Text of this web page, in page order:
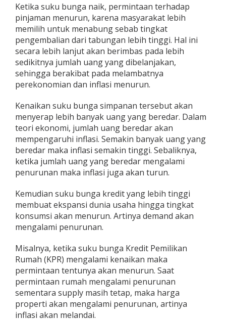
Ketika suku bunga naik, permintaan terhadap
pinjaman menurun, karena masyarakat lebih
memilih untuk menabung sebab tingkat
pengembalian dari tabungan lebih tinggi. Hal ini
secara lebih lanjut akan berimbas pada lebih
sedikitnya jumlah uang yang dibelanjakan,
sehingga berakibat pada melambatnya
perekonomian dan inflasi menurun.
Kenaikan suku bunga simpanan tersebut akan
menyerap lebih banyak uang yang beredar. Dalam
teori ekonomi, jumlah uang beredar akan
mempengaruhi inflasi. Semakin banyak uang yang
beredar maka inflasi semakin tinggi. Sebaliknya,
ketika jumlah uang yang beredar mengalami
penurunan maka inflasi juga akan turun.
Kemudian suku bunga kredit yang lebih tinggi
membuat ekspansi dunia usaha hingga tingkat
konsumsi akan menurun. Artinya demand akan
mengalami penurunan.
Misalnya, ketika suku bunga Kredit Pemilikan
Rumah (KPR) mengalami kenaikan maka
permintaan tentunya akan menurun. Saat
permintaan rumah mengalami penurunan
sementara supply masih tetap, maka harga
properti akan mengalami penurunan, artinya
inflasi akan melandai.